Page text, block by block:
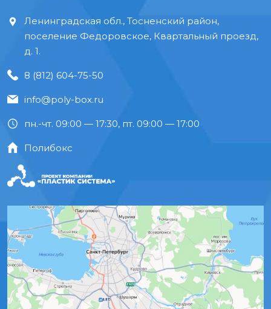
Ленинградская обл., Тосненский район,
поселение Федоровское, Квартальный проезд,
д. 1.
8 (812) 604-75-50
info@poly-box.ru
пн.-чт. 09:00 — 17:30, пт. 09:00 — 17:00
Полибокс